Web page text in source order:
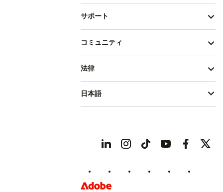
サポート
コミュニティ
法律
日本語